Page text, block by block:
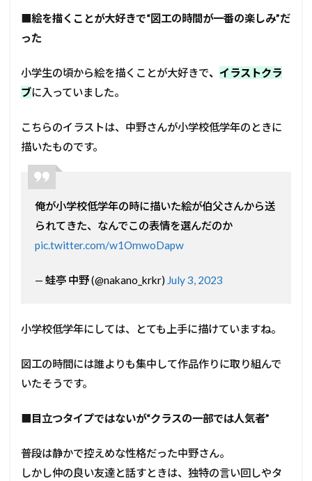
■絵を描くことが大好きで“図工の時間が一番の楽しみ”だ
った
小学生の頃から絵を描くことが大好きで、 イラストクラ
ブに入っていました。
こちらのイラストは、中野さんが小学校低学年のときに
描いたものです。
俺が小学校低学年の時に描いた絵が伯父さんから送
られてきた、なんでこの表情を選んだのか
pic.twitter.com/w1OmwoDapw
— 蛙亭 中野 (@nakano_krkr) July 3, 2023
小学校低学年にしては、とても上手に描けていますね。
図工の時間には誰よりも集中して作品作りに取り組んで
いたそうです。
■目立つタイプではないが“クラスの一部では人気者”
普段は静かで控えめな性格だった中野さん。
しかし仲の良い友達と話すときは、独特の言い回しやタ